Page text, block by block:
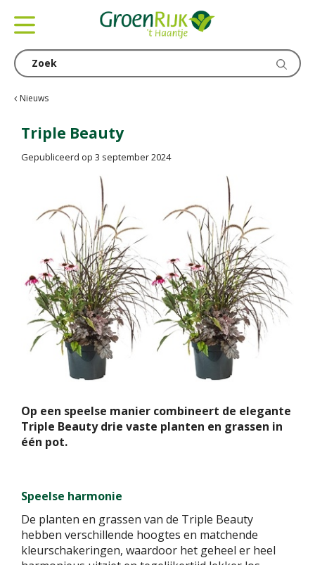
Nieuws
Triple Beauty
Gepubliceerd op 3 september 2024
Op een speelse manier combineert de elegante
Triple Beauty drie vaste planten en grassen in
één pot.
Speelse harmonie
De planten en grassen van de Triple Beauty
hebben verschillende hoogtes en matchende
kleurschakeringen, waardoor het geheel er heel